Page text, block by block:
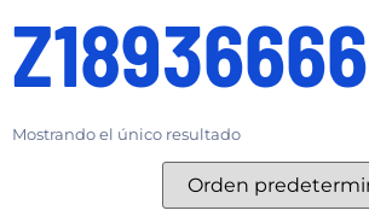
Z18936666
Mostrando el único resultado